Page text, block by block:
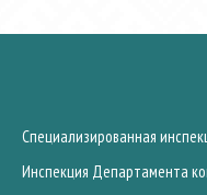
Специализированная
Инспекция Департамента